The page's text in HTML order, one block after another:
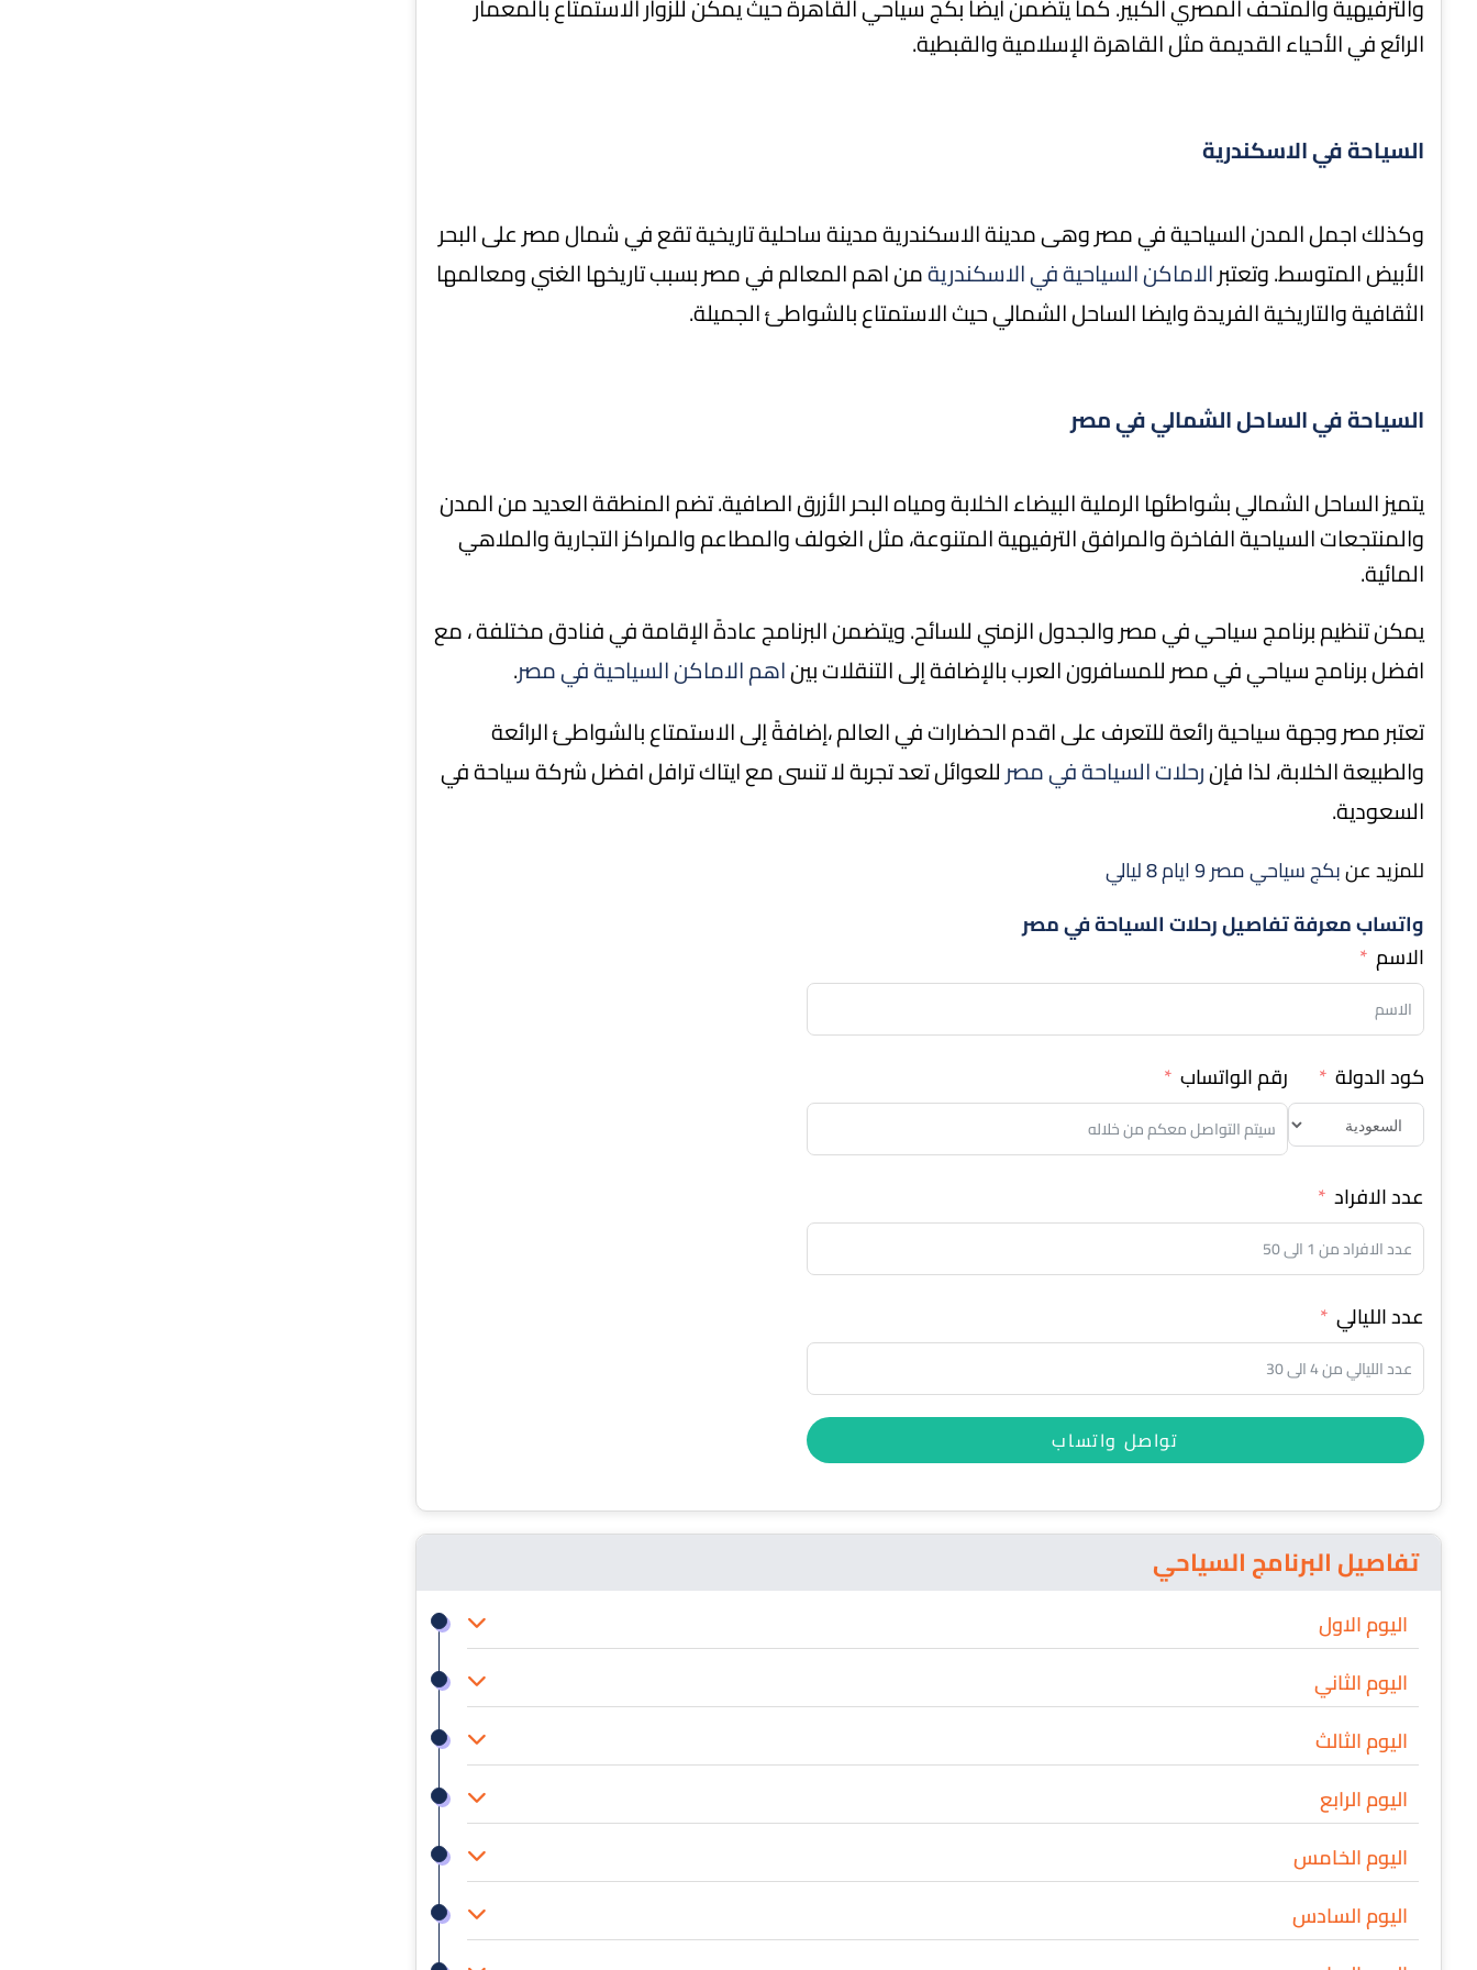
والترفيهية والمتحف المصري الكبير. كما يتضمن ايضا بكج سياحي القاهرة حيث يمكن للزوار الاستمتاع بالمعمار
الرائع في الأحياء القديمة مثل القاهرة الإسلامية والقبطية.
السياحة في الاسكندرية
وكذلك اجمل المدن السياحية في مصر وهى مدينة الاسكندرية مدينة ساحلية تاريخية تقع في شمال مصر على البحر
الأبيض المتوسط. وتعتبرالاماكن السياحية في الاسكندريةمن اهم المعالم في مصر بسبب تاريخها الغني ومعالمها
الثقافية والتاريخية الفريدة وايضا الساحل الشمالي حيث الاستمتاع بالشواطئ الجميلة.
السياحة في الساحل الشمالي في مصر
يتميز الساحل الشمالي بشواطئها الرملية البيضاء الخلابة ومياه البحر الأزرق الصافية. تضم المنطقة العديد من المدن
والمنتجعات السياحية الفاخرة والمرافق الترفيهية المتنوعة، مثل الغولف والمطاعم والمراكز التجارية والملاهي
المائية.
يمكن تنظيم برنامج سياحي في مصر والجدول الزمني للسائح. ويتضمن البرنامج عادةً الإقامة في فنادق مختلفة ، مع
افضل برنامج سياحي في مصر للمسافرون العرب بالإضافة إلى التنقلات بيناهم الاماكن السياحية في مصر.
تعتبر مصر وجهة سياحية رائعة للتعرف على اقدم الحضارات في العالم ،إضافةً إلى الاستمتاع بالشواطئ الرائعة
والطبيعة الخلابة، لذا فإنرحلات السياحة في مصرللعوائل تعد تجربة لا تنسى مع ايتاك ترافل افضل شركة سياحة في
السعودية.
للمزيد عنبكج سياحي مصر 9 ايام 8 ليالي
واتساب معرفة تفاصيل رحلات السياحة في مصر
الاسم
كود الدولة رقم الواتساب
عدد الافراد
عدد الليالي
تواصل واتساب
تفاصيل البرنامج السياحي
اليوم الاول
اليوم الثاني
اليوم الثالث
اليوم الرابع
اليوم الخامس
اليوم السادس